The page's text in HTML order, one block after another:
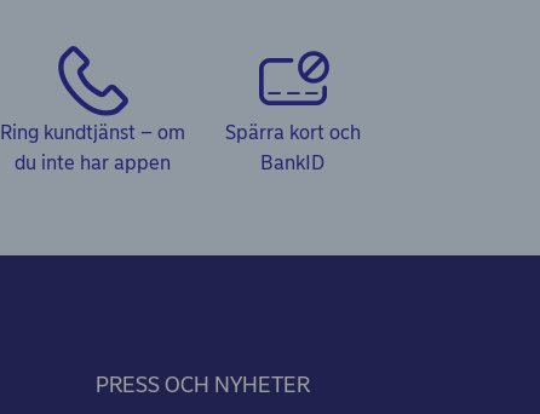
Ring kundtjänst – om
du inte har appen
Spärra kort och
BankID
PRESS OCH NYHETER